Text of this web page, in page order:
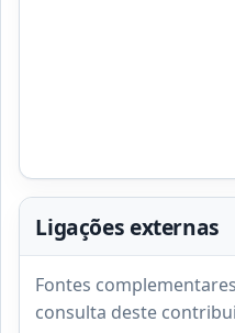
Ligações externas
Fontes
consulta deste